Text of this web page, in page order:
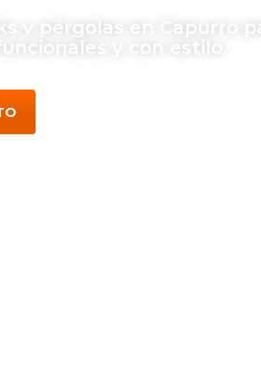
y pérgolas en Capurro
y con estilo.